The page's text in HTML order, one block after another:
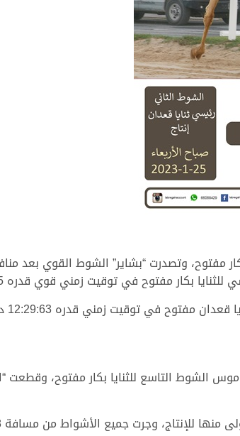
مفتوح، وتصدرت “بشاير” الشوط القوي بعد
مفتوح في توقيت زمني قوي قدره 12:22:95 دقيقة.
في توقيت زمني قدره 12:29:63 دقيقة.
الشوط التاسع للثنايا بكار مفتوح، وقطعت